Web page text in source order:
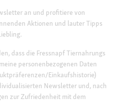
an und profitiere von
Aktionen und lauter Tipps
dass die Fressnapf Tiernahrungs
personenbezogenen Daten
Einkaufshistorie)
Newsletter und, nach
zur Zufriedenheit mit dem